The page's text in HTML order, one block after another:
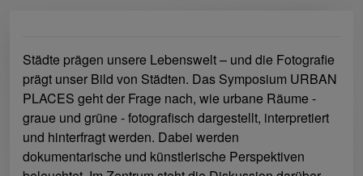
Städte prägen unsere Lebenswelt – und die Fotografie
prägt unser Bild von Städten. Das Symposium URBAN
PLACES geht der Frage nach, wie urbane Räume -
graue und grüne - fotografisch dargestellt, interpretiert
und hinterfragt werden. Dabei werden
dokumentarische und künstlerische Perspektiven